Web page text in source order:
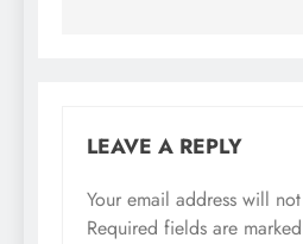
LEAVE A REPLY
Your email address will
Required fields are marked